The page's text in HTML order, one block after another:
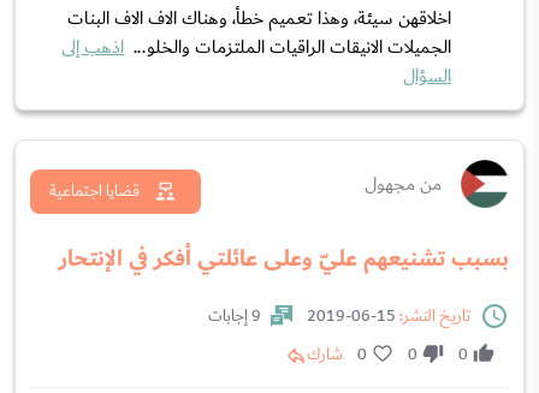
اخلاقهن سيئة، وهذا تعميم خطأ، وهناك الاف الاف البنات
الجميلات الانيقات الراقيات الملتزمات والخلو... اذهب إلى
السؤال
من مجهول
بسبب تشنيعهم عليّ وعلى عائلتي أفكر في الإنتحار
قضايا اجتماعية
تاريخ النشر:
9 إجابات
0
0
0 شارك